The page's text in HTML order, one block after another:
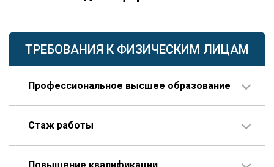
ТРЕБОВАНИЯ К ФИЗИЧЕСКИМ ЛИЦАМ
Профессиональное высшее образование
проектирования.
Стаж работы